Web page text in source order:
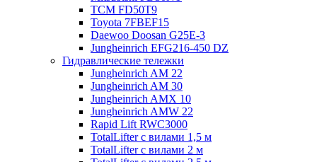
TCM FD50T9
Toyota 7FBEF15
Daewoo Doosan G25E-3
Jungheinrich EFG216-450 DZ
Гидравлические тележки
Jungheinrich AM 22
Jungheinrich AM 30
Jungheinrich AMX 10
Jungheinrich AMW 22
Rapid Lift RWC3000
TotalLifter с вилами 1,5 м
TotalLifter с вилами 2 м